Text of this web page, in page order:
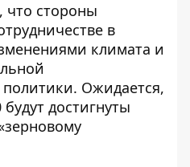
что стороны
в
климата и
Ожидается,
достигнуты
зерновому